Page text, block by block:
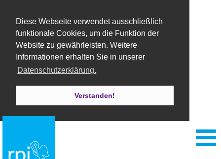
Diese Webseite verwendet ausschließlich
funktionale Cookies, um die Funktion der
Website zu gewährleisten. Weitere
Informationen erhalten Sie in unserer
Datenschutzerklärung.
Verstanden!